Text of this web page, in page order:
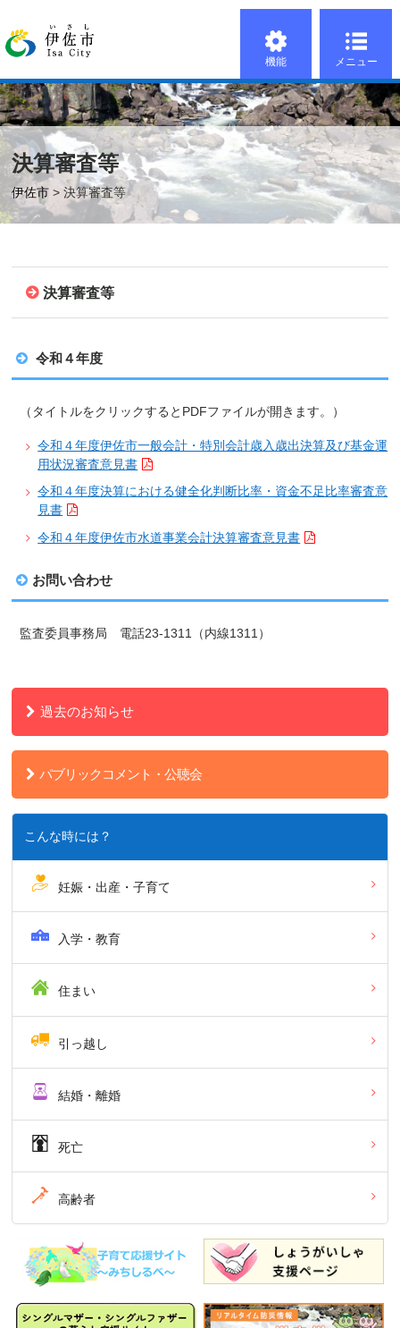
機能 メニュー
決算審査等
伊佐市 > 決算審査等
決算審査等
令和４年度
（タイトルをクリックするとPDFファイルが開きます。）
令和４年度伊佐市一般会計・特別会計歳入歳出決算及び基金運
用状況審査意見書
令和４年度決算における健全化判断比率・資金不足比率審査意
見書
令和４年度伊佐市水道事業会計決算審査意見書
お問い合わせ
監査委員事務局 電話23-1311（内線1311）
過去のお知らせ
パブリックコメント・公聴会
こんな時には？
妊娠・出産・子育て
入学・教育
住まい
引っ越し
結婚・離婚
死亡
高齢者